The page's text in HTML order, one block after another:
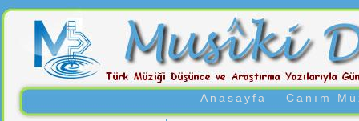
Anasayfa Canım